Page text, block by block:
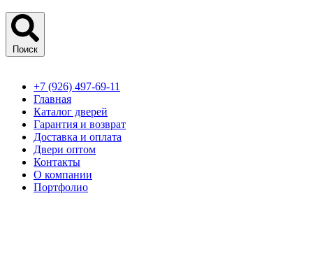
Поиск
+7 (926) 497-69-11
Главная
Каталог дверей
Гарантия и возврат
Доставка и оплата
Двери оптом
Контакты
О компании
Портфолио